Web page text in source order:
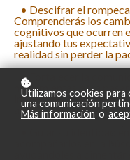
• Descifrar el
Comprenderás los
cognitivos que ocurren
ajustando tus
realidad sin perder la
• Fortalecer la
herramientas para
influencia, logrando
aliado y no como un
acompañarlos en la
Utilizamos cookies
una comunicación
Más información o